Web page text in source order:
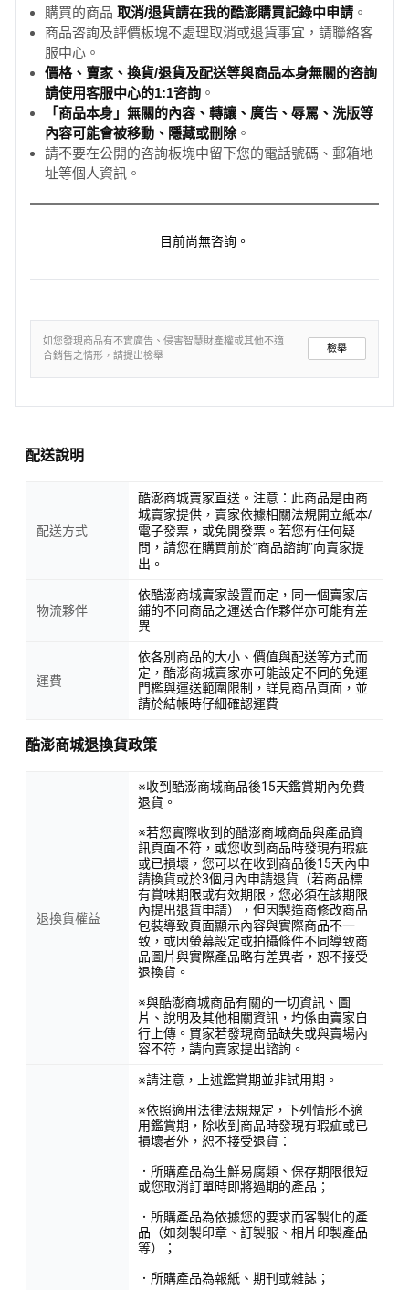
購買的商品 取消/退貨請在我的酷澎購買記錄中申請 。
商品咨詢及評價板塊不處理取消或退貨事宜，請聯絡客
服中心。
價格、賣家、換貨/退貨及配送等與商品本身無關的咨詢
請使用客服中心的1:1咨詢 。
「商品本身」無關的內容、轉讓、廣告、辱罵、洗版等
內容可能會被移動、隱藏或刪除。
請不要在公開的咨詢板塊中留下您的電話號碼、郵箱地
址等個人資訊。
目前尚無咨詢。
如您發現商品有不實廣告、侵害智慧財產權或其他不適
合銷售之情形，請提出檢舉
檢舉
配送說明
配送方式
酷澎商城賣家直送。注意：此商品是由商
城賣家提供，賣家依據相關法規開立紙本/
電子發票，或免開發票。若您有任何疑
問，請您在購買前於“商品諮詢”向賣家提
出。
物流夥伴
依酷澎商城賣家設置而定，同一個賣家店
鋪的不同商品之運送合作夥伴亦可能有差
異
運費
依各別商品的大小、價值與配送等方式而
定，酷澎商城賣家亦可能設定不同的免運
門檻與運送範圍限制，詳見商品頁面，並
請於結帳時仔細確認運費
酷澎商城退換貨政策
退換貨權益
※收到酷澎商城商品後15天鑑賞期內免費
退貨。
※若您實際收到的酷澎商城商品與產品資
訊頁面不符，或您收到商品時發現有瑕疵
或已損壞，您可以在收到商品後15天內申
請換貨或於3個月內申請退貨（若商品標
有賞味期限或有效期限，您必須在該期限
內提出退貨申請），但因製造商修改商品
包裝導致頁面顯示內容與實際商品不一
致，或因螢幕設定或拍攝條件不同導致商
品圖片與實際產品略有差異者，恕不接受
退換貨。
※與酷澎商城商品有關的一切資訊、圖
片、說明及其他相關資訊，均係由賣家自
行上傳。買家若發現商品缺失或與賣場內
容不符，請向賣家提出諮詢。
※請注意，上述鑑賞期並非試用期。
※依照適用法律法規規定，下列情形不適
用鑑賞期，除收到商品時發現有瑕疵或已
損壞者外，恕不接受退貨：
．所購產品為生鮮易腐類、保存期限很短
或您取消訂單時即將過期的產品；
．所購產品為依據您的要求而客製化的產
品（如刻製印章、訂製服、相片印製產品
等）；
．所購產品為報紙、期刊或雜誌；